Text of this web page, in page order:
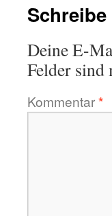
Deine E-
Felder sind
Kommentar*